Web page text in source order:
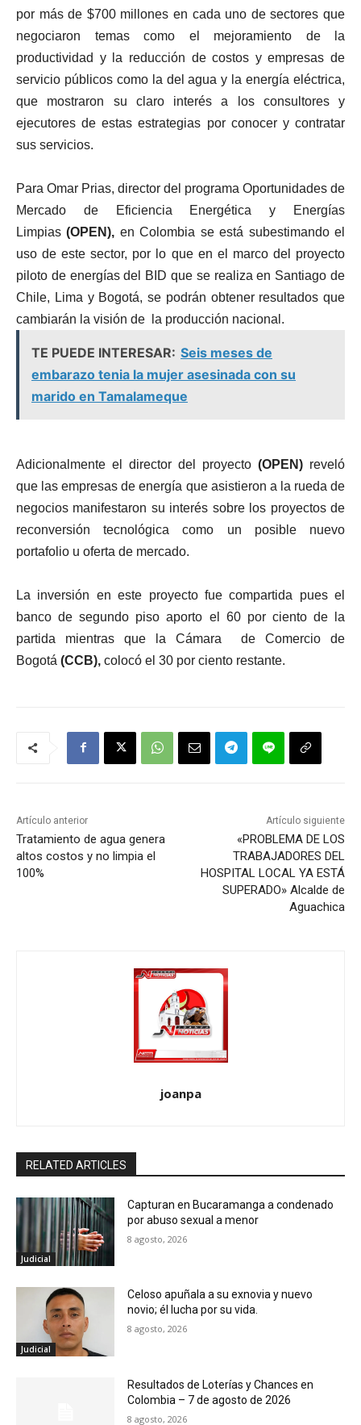
por más de $700 millones en cada uno de sectores que
negociaron temas como el mejoramiento de la
productividad y la reducción de costos y empresas de
servicio públicos como la del agua y la energía eléctrica,
que mostraron su claro interés a los consultores y
ejecutores de estas estrategias por conocer y contratar
sus servicios.
Para Omar Prias, director del programa Oportunidades de
Mercado de Eficiencia Energética y Energías
Limpias(OPEN), en Colombia se está subestimando el
uso de este sector, por lo que en el marco del proyecto
piloto de energías del BID que se realiza en Santiago de
Chile, Lima y Bogotá, se podrán obtener resultados que
cambiarán la visión de la producción nacional.
TE PUEDE INTERESAR: Seis meses de
embarazo tenia la mujer asesinada con su
marido en Tamalameque
Adicionalmente el director del proyecto (OPEN) reveló
que las empresas de energía que asistieron a la rueda de
negocios manifestaron su interés sobre los proyectos de
reconversión tecnológica como un posible nuevo
portafolio u oferta de mercado.
La inversión en este proyecto fue compartida pues el
banco de segundo piso aporto el 60 por ciento de la
partida mientras que la Cámara de Comercio de
Bogotá (CCB), colocó el 30 por ciento restante.
Artículo anterior
Tratamiento de agua genera
altos costos y no limpia el
100%
Artículo siguiente
«PROBLEMA DE LOS
TRABAJADORES DEL
HOSPITAL LOCAL YA ESTÁ
SUPERADO» Alcalde de
Aguachica
joanpa
RELATED ARTICLES
Judicial
Capturan en Bucaramanga a condenado
por abuso sexual a menor
8 agosto, 2026
Judicial
Celoso apuñala a su exnovia y nuevo
novio; él lucha por su vida.
8 agosto, 2026
Resultados de Loterías y Chances en
Colombia – 7 de agosto de 2026
8 agosto, 2026